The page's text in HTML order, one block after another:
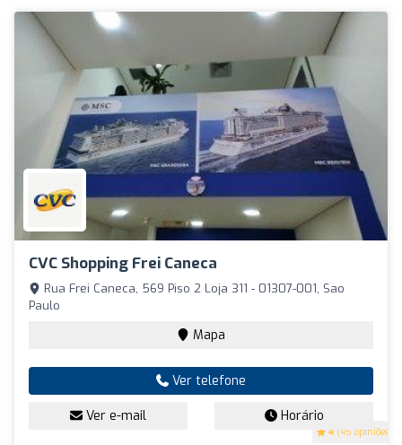
CVC Shopping Frei Caneca
4 (45 opiniões)
Rua Frei Caneca, 569 Piso 2 Loja 311 - 01307-001, Sao
Paulo
Mapa
Ver telefone
Ver e-mail Horário